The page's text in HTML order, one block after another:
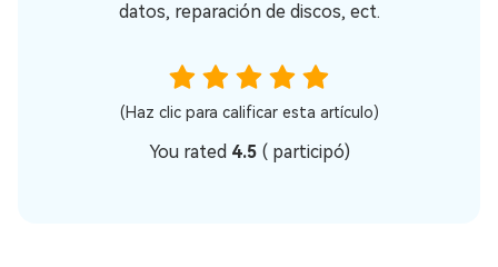
datos, reparación de discos, ect.
(Haz clic para calificar esta artículo)
You rated 4.5 ( participó)